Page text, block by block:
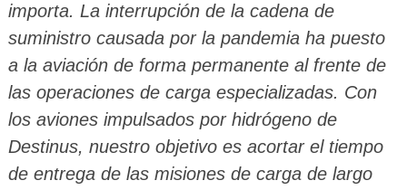
importa. La interrupción de la cadena de
suministro causada por la pandemia ha puesto
a la aviación de forma permanente al frente de
las operaciones de carga especializadas. Con
los aviones impulsados ​​por hidrógeno de
Destinus, nuestro objetivo es acortar el tiempo
de entrega de las misiones de carga de largo